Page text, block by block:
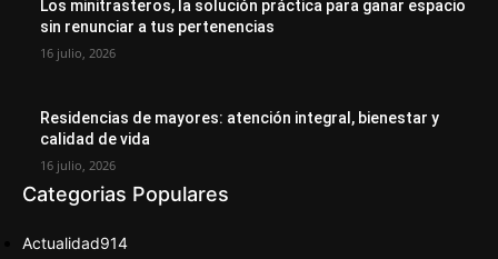
Los minitrasteros, la solución práctica para ganar espacio
sin renunciar a tus pertenencias
16 julio, 2026
Residencias de mayores: atención integral, bienestar y
calidad de vida
16 julio, 2026
Categorias Populares
Actualidad914